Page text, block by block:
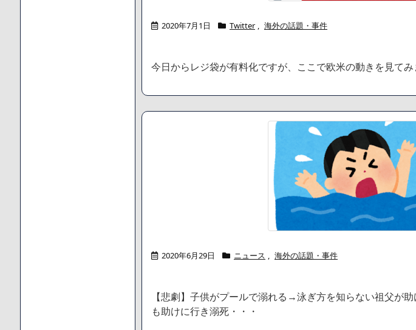
2020年7月1日 Twitter , 海外の話題・事件
今日からレジ袋が有料化ですが、ここで欧米の動きを見てみ
2020年6月29日 ニュース , 海外の話題・事件
【悲劇】子供がプールで溺れる→泳ぎ方を知らない祖父が
も助けに行き溺死・・・